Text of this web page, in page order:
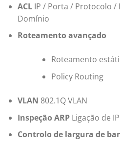
ACLIP / Porta / Protocolo /
Domínio
Roteamento avançado
Roteamento
Policy Routing
VLAN 802.1Q VLAN
Inspeção ARPLigação de
Controlo de largura de